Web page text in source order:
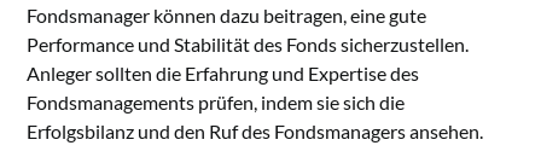
Fondsmanager können dazu beitragen, eine gute
Performance und Stabilität des Fonds sicherzustellen.
Anleger sollten die Erfahrung und Expertise des
Fondsmanagements prüfen, indem sie sich die
Erfolgsbilanz und den Ruf des Fondsmanagers ansehen.